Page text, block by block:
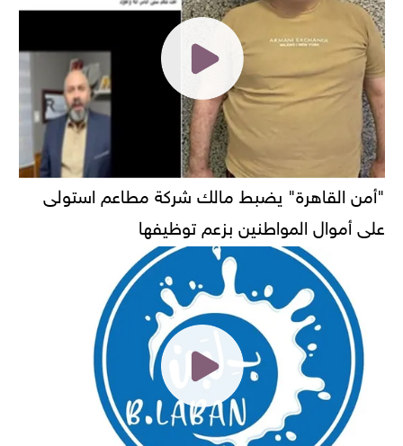
"أمن القاهرة" يضبط مالك شركة مطاعم استولى
على أموال المواطنين بزعم توظيفها